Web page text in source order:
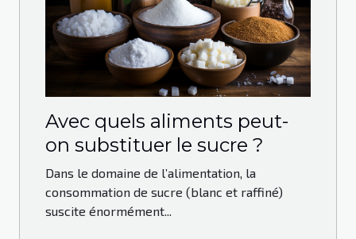
Avec quels aliments peut-
on substituer le sucre ?
Dans le domaine de l’alimentation, la
consommation de sucre (blanc et raffiné)
suscite énormément...